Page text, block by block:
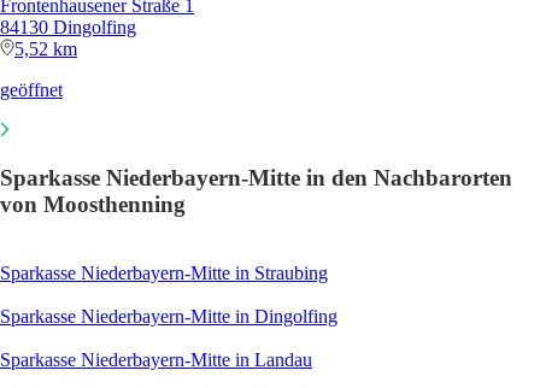
Frontenhausener Straße 1
84130 Dingolfing
5,52 km
geöffnet
Sparkasse Niederbayern-Mitte in den Nachbarorten
von Moosthenning
Sparkasse Niederbayern-Mitte in Straubing
Sparkasse Niederbayern-Mitte in Dingolfing
Sparkasse Niederbayern-Mitte in Landau